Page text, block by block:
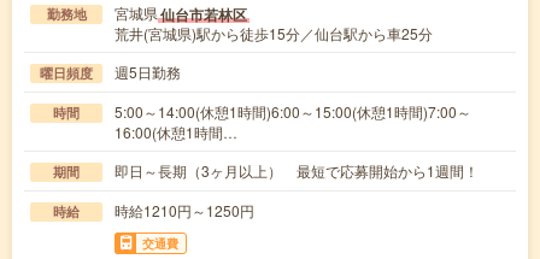
勤務地 宮城県仙台市若林区
荒井(宮城県)駅から徒歩15分／仙台駅から車25分
曜日頻度 週5日勤務
時間
5:00～14:00(休憩1時間)6:00～15:00(休憩1時間)7:00～
16:00(休憩1時間…
期間 即日～長期（3ヶ月以上） 最短で応募開始から1週間！
時給 時給1210円～1250円
交通費